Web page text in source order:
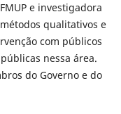
e investigadora
qualitativos e
com públicos
nessa área.
do Governo e do